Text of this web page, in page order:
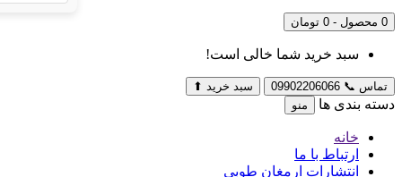
0 محصول - 0 تومان
سبد خرید شما خالی است!
تماس 📞
09902206066 سبد خرید ⬆
دسته بندی ها منو
خانه
ارتباط با ما
انتشارات ارمغان طوبی